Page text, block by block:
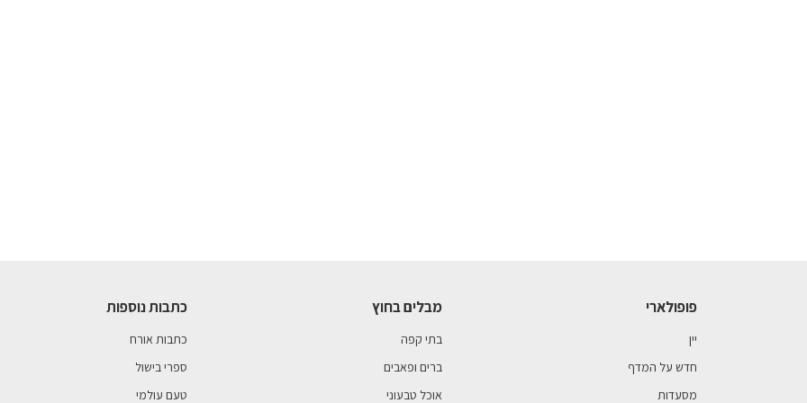
פופולארי
יין
חדש על המדף
מסעדות
מבלים בחוץ
בתי קפה
ברים ופאבים
אוכל טבעוני
כתבות נוספות
כתבות אורח
ספרי בישול
טעם עולמי